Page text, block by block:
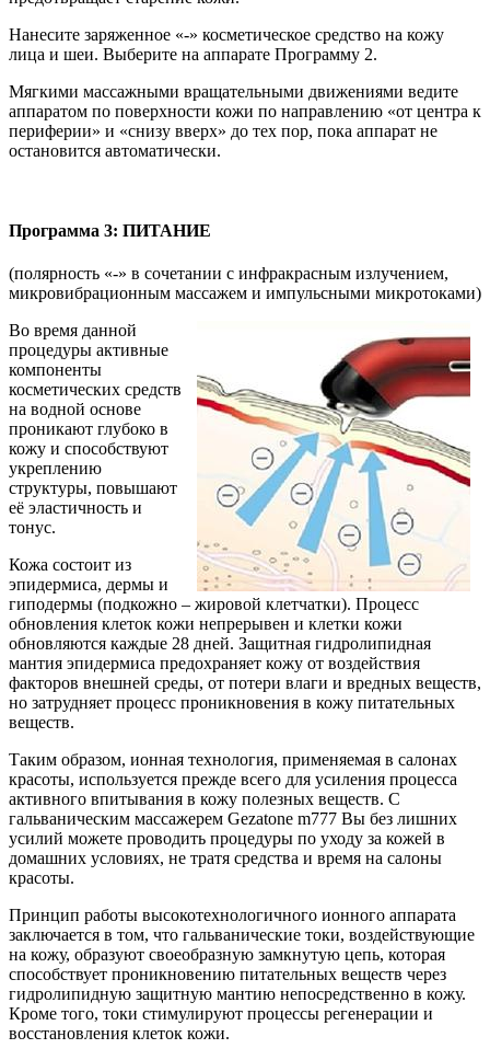
Нанесите заряженное «-» косметическое средство на кожу
лица и шеи. Выберите на аппарате Программу 2.
Мягкими массажными вращательными движениями ведите
аппаратом по поверхности кожи по направлению «от центра к
периферии» и «снизу вверх» до тех пор, пока аппарат не
остановится автоматически.
Программа 3: ПИТАНИЕ
(полярность «-» в сочетании с инфракрасным излучением,
микровибрационным массажем и импульсными микротоками)
Во время данной
процедуры активные
компоненты
косметических средств
на водной основе
проникают глубоко в
кожу и способствуют
укреплению
структуры, повышают
её эластичность и
тонус.
Кожа состоит из
эпидермиса, дермы и
гиподермы (подкожно – жировой клетчатки). Процесс
обновления клеток кожи непрерывен и клетки кожи
обновляются каждые 28 дней. Защитная гидролипидная
мантия эпидермиса предохраняет кожу от воздействия
факторов внешней среды, от потери влаги и вредных веществ,
но затрудняет процесс проникновения в кожу питательных
веществ.
Таким образом, ионная технология, применяемая в салонах
красоты, используется прежде всего для усиления процесса
активного впитывания в кожу полезных веществ. С
гальваническим массажерем Gezatone m777 Вы без лишних
усилий можете проводить процедуры по уходу за кожей в
домашних условиях, не тратя средства и время на салоны
красоты.
Принцип работы высокотехнологичного ионного аппарата
заключается в том, что гальванические токи, воздействующие
на кожу, образуют своеобразную замкнутую цепь, которая
способствует проникновению питательных веществ через
гидролипидную защитную мантию непосредственно в кожу.
Кроме того, токи стимулируют процессы регенерации и
восстановления клеток кожи.